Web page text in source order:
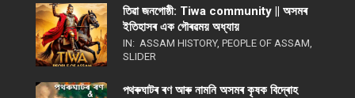
তিৱা জনগোষ্ঠী: Tiwa community || অসমৰ
ইতিহাসৰ এক গৌৰৱময় অধ্যায়
IN: ASSAM HISTORY, PEOPLE OF ASSAM
SLIDER
পথ​ৰুঘাট​ৰ ৰণ আৰু নামনি অসম​ৰ কৃষক বিদ্ৰোহ​